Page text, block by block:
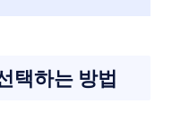
택하는 방법